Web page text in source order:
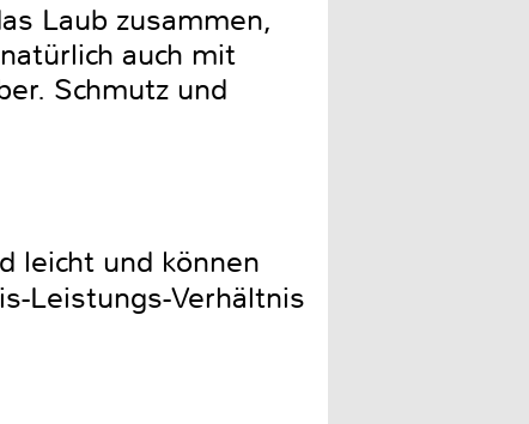
Laub zusammen,
auch mit
Schmutz und
leicht und können
Leistungs-Verhältnis